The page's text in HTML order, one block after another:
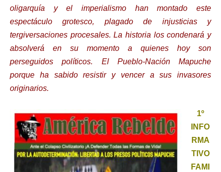
oligarquía y el imperialismo han montado este
espectáculo grotesco, plagado de injusticias y
tergiversaciones procesales. La historia los condenará y
absolverá en su momento a quienes hoy son
perseguidos políticos. El Pueblo-Nación Mapuche
porque ha sabido resistir y vencer a sus invasores
originarios.
1º
INFO
RMA
TIVO
FAMI